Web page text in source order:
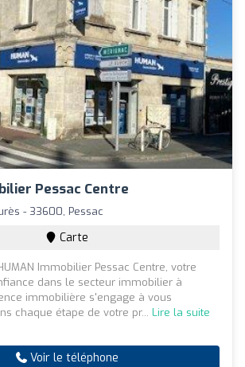
Pessac Centre
- 33600, Pessac
Carte
Immobilier Pessac Centre, votre
dans le secteur immobilier à
immobilière s'engage à vous
chaque étape de votre pr... Lire la suite
Voir le téléphone